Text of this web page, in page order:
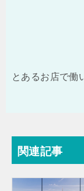
とあるお店で働
関連記事